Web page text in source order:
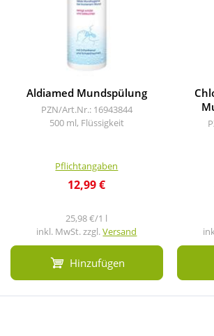
Aldiamed Mundspülung
PZN/Art.Nr.: 16943844
500 ml, Flüssigkeit
Pflichtangaben
12,99 €
25,98 €/1 l
inkl. MwSt. zzgl.Versand
Hinzufügen